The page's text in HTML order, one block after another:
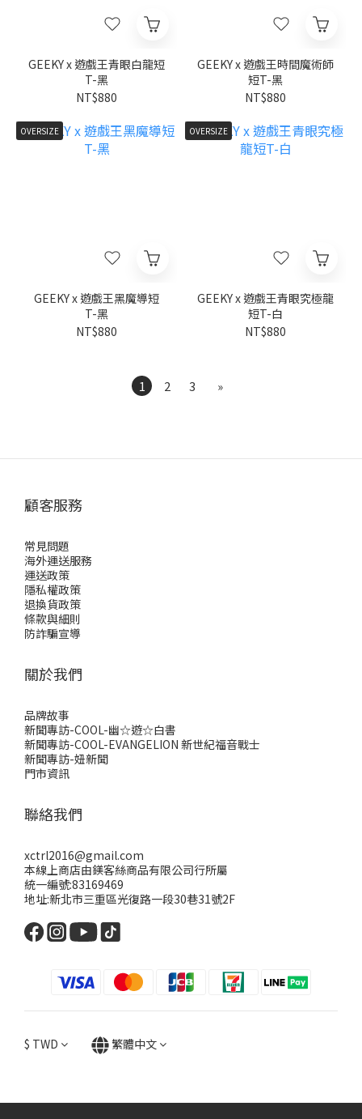
GEEKY x 遊戲王青眼白龍短
T-黑
NT$880
GEEKY x 遊戲王時間魔術師
短T-黑
NT$880
OVERSIZE
GEEKY x 遊戲王黑魔導短
T-黑
NT$880
OVERSIZE
GEEKY x 遊戲王青眼究極龍
短T-白
NT$880
1 2 3 »
顧客服務
常見問題
海外運送服務
運送政策
隱私權政策
退換貨政策
條款與細則
防詐騙宣導
關於我們
品牌故事
新聞專訪-COOL-幽☆遊☆白書
新聞專訪-COOL-EVANGELION 新世紀福音戰士
新聞專訪-妞新聞
門市資訊
聯絡我們
xctrl2016@gmail.com
本線上商店由鎂客絲商品有限公司行所屬
統一編號:83169469
地址:新北市三重區光復路一段30巷31號2F
$ TWD 繁體中文